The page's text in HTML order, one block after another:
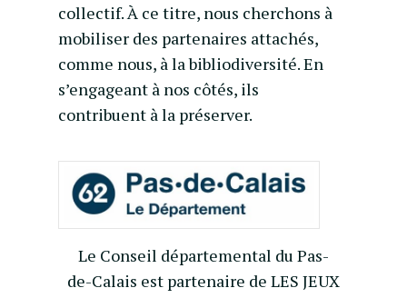
collectif. À ce titre, nous cherchons à
mobiliser des partenaires attachés,
comme nous, à la bibliodiversité. En
s’engageant à nos côtés, ils
contribuent à la préserver.
Le Conseil départemental du Pas-
de-Calais est partenaire de LES JEUX